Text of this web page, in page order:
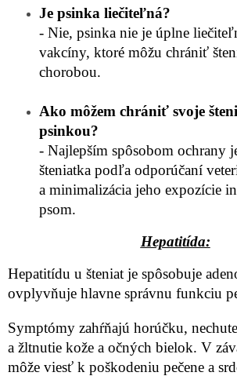
Je psinka liečiteľná?
- Nie, psinka nie je úplne
vakcíny, ktoré môžu chrániť
chorobou.
Ako môžem chrániť svoje
psinkou?
- Najlepším spôsobom ochrany
šteniatka podľa odporúčaní
a minimalizácia jeho expozície
psom.
Hepatitída:
Hepatitídu u šteniat je spôsobuje
ovplyvňuje hlavne správnu funkciu
Symptómy zahŕňajú horúčku,
a žltnutie kože a očných bielok. V
môže viesť k poškodeniu pečene a